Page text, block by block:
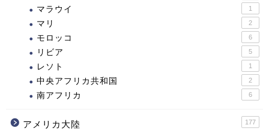
マラウイ 1
マリ 2
モロッコ 6
リビア 5
レソト 1
中央アフリカ共和国 2
南アフリカ 6
アメリカ大陸 177